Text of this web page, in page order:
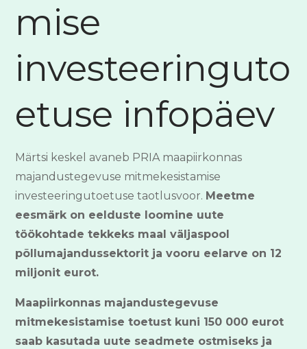
mise
investeeringuto
etuse infopäev
Märtsi keskel avaneb PRIA maapiirkonnas
majandustegevuse mitmekesistamise
investeeringutoetuse taotlusvoor. Meetme
eesmärk on eelduste loomine uute
töökohtade tekkeks maal väljaspool
põllumajandussektorit ja vooru eelarve on 12
miljonit eurot.
Maapiirkonnas majandustegevuse
mitmekesistamise toetust kuni 150 000 eurot
saab kasutada uute seadmete ostmiseks ja